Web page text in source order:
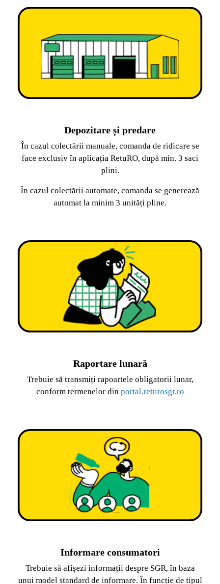
Depozitare și predare
În cazul colectării manuale, comanda de ridicare se
face exclusiv în aplicația RetuRO, după min. 3 saci
plini.
În cazul colectării automate, comanda se generează
automat la minim 3 unități pline.
Raportare lunară
Trebuie să transmiți rapoartele obligatorii lunar,
conform termenelor din portal.returosgr.ro
Informare consumatori
Trebuie să afișezi informații despre SGR, în baza
unui model standard de informare. În funcție de tipul